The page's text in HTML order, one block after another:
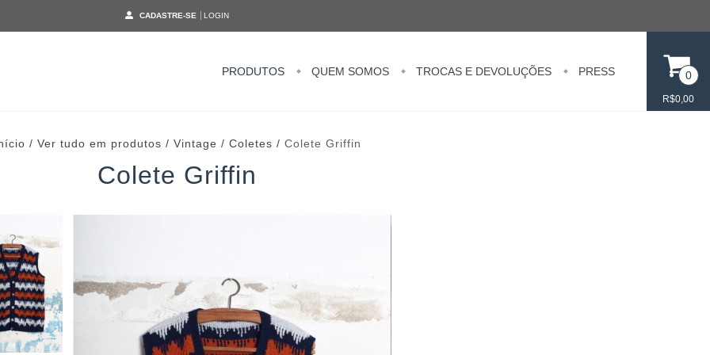
CADASTRE-SE LOGIN
PRODUTOS QUEM SOMOS TROCAS E DEVOLUÇÕES PRESS 0
R$0,00
/ Ver tudo em produtos / Vintage / Coletes / Colete Griffin
Colete Griffin